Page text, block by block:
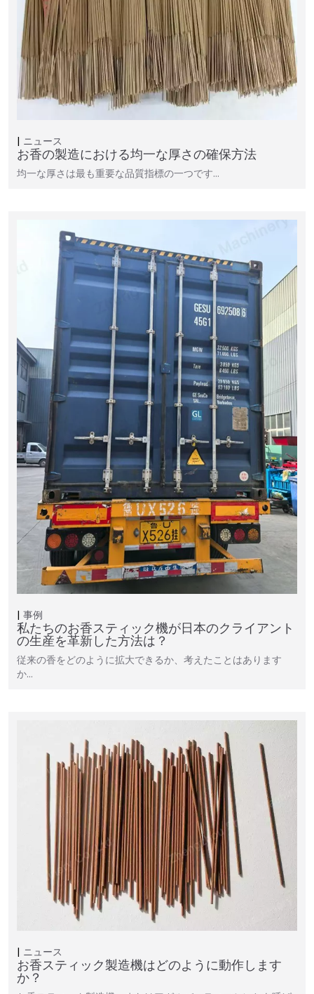
ニュース
お香の製造における均一な厚さの確保方法
均一な厚さは最も重要な品質指標の一つです…
事例
私たちのお香スティック機が日本のクライアント
の生産を革新した方法は？
従来の香をどのように拡大できるか、考えたことはあります
か…
ニュース
お香スティック製造機はどのように動作します
か？